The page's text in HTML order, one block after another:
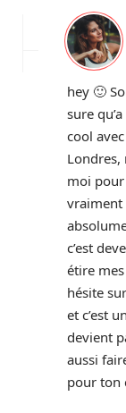
hey 🙂
sure
cool
Londres,
moi pour
vraiment
c’est
étire
hésite
et c’est
devient
aussi
pour ton